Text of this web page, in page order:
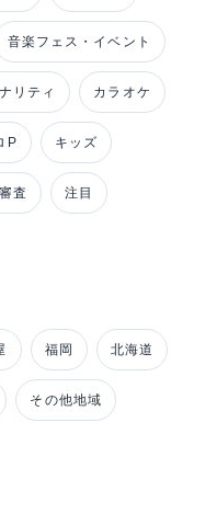
音楽フェス・イベント
リティ カラオケ
P キッズ
査 注目
福岡 北海道
その他地域